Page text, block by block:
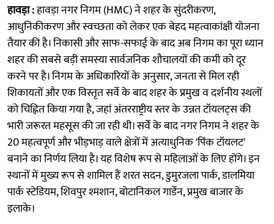
हावड़ा :हावड़ा नगर निगम (HMC) ने शहर के सुंदरीकरण,
आधुनिकीकरण और स्वच्छता को लेकर एक बेहद महत्वाकांक्षी योजना
तैयार की है। निकासी और साफ-सफाई के बाद अब निगम का पूरा ध्यान
शहर की सबसे बड़ी समस्या सार्वजनिक शौचालयों की कमी को दूर
करने पर है। निगम के अधिकारियों के अनुसार, जनता से मिल रही
शिकायतों और एक विस्तृत सर्वे के बाद शहर के प्रमुख व दर्शनीय स्थलों
को चिह्नित किया गया है, जहां अंतरराष्ट्रीय स्तर के उन्नत टॉयलट्स की
भारी जरूरत महसूस की जा रही थी। सर्वे के बाद नगर निगम ने शहर के
20 महत्वपूर्ण और भीड़भाड़ वाले क्षेत्रों में अत्याधुनिक 'पिंक टॉयलट'
बनाने का निर्णय लिया है। यह विशेष रूप से महिलाओं के लिए होंगे। इन
स्थानों में मुख्य रूप से शामिल हैं शरत सदन, डुमुरजला पार्क, डालमिया
पार्क स्टेडियम, शिवपुर श्मशान, बोटानिकल गार्डेन, प्रमुख बाजार के
इलाके।